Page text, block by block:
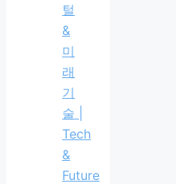
털
&
미
래
기
술 |
Tech
&
Future